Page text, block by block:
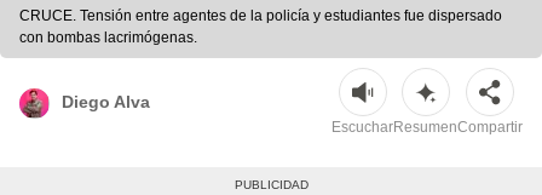
CRUCE. Tensión entre agentes de la policía y estudiantes fue dispersado
con bombas lacrimógenas.
Diego Alva
EscucharResumenCompartir